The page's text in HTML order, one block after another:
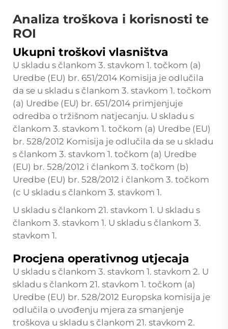
Analiza troškova i korisnosti te
ROI
Ukupni troškovi vlasništva
U skladu s člankom 3. stavkom 1. točkom (a)
Uredbe (EU) br. 651/2014 Komisija je odlučila
da se u skladu s člankom 3. stavkom 1. točkom
(a) Uredbe (EU) br. 651/2014 primjenjuje
odredba o tržišnom natjecanju. U skladu s
člankom 3. stavkom 1. točkom (a) Uredbe (EU)
br. 528/2012 Komisija je odlučila da se u skladu
s člankom 3. stavkom 1. točkom (a) Uredbe
(EU) br. 528/2012 i člankom 3. točkom (b)
Uredbe (EU) br. 528/2012 i člankom 3. točkom
(c U skladu s člankom 3. stavkom 1.
U skladu s člankom 21. stavkom 1. U skladu s
člankom 3. stavkom 1. U skladu s člankom 3.
stavkom 1.
Procjena operativnog utjecaja
U skladu s člankom 3. stavkom 1. stavkom 2. U
skladu s člankom 21. stavkom 1. točkom (a)
Uredbe (EU) br. 528/2012 Europska komisija je
odlučila o uvođenju mjera za smanjenje
troškova u skladu s člankom 21. stavkom 2.